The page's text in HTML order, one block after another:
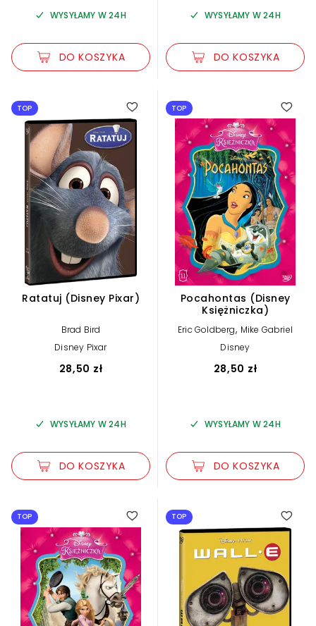
WYSYŁAMY W 24H
DO KOSZYKA
WYSYŁAMY W 24H
DO KOSZYKA
TOP
Ratatuj (Disney Pixar)
Brad Bird
Disney Pixar
28,50 zł
WYSYŁAMY W 24H
DO KOSZYKA
TOP 5.00
Pocahontas (Disney
Księżniczka)
Eric Goldberg, Mike Gabriel
Disney
28,50 zł
WYSYŁAMY W 24H
DO KOSZYKA
TOP TOP